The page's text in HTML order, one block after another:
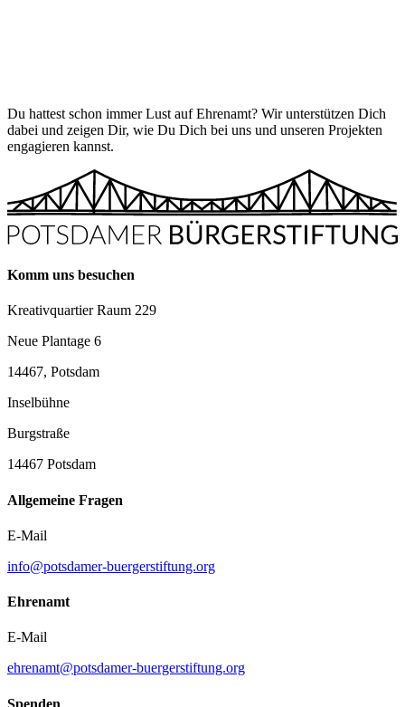
Du hattest schon immer Lust auf Ehrenamt? Wir unterstützen Dich
dabei und zeigen Dir, wie Du Dich bei uns und unseren Projekten
engagieren kannst.
Komm uns besuchen
Kreativquartier Raum 229
Neue Plantage 6
14467, Potsdam
Inselbühne
Burgstraße
14467 Potsdam
Allgemeine Fragen
E-Mail
info@potsdamer-buergerstiftung.org
Ehrenamt
E-Mail
ehrenamt@potsdamer-buergerstiftung.org
Spenden